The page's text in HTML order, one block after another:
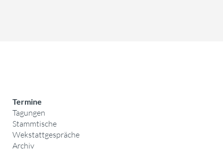
Termine
Tagungen
Stammtische
Wekstattgespräche
Archiv